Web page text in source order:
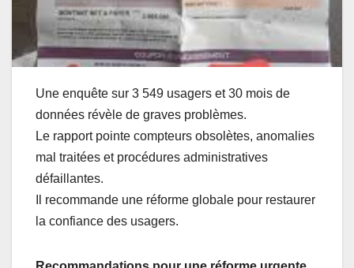
Une enquête sur 3 549 usagers et 30 mois de
données révèle de graves problèmes.
Le rapport pointe compteurs obsolètes, anomalies
mal traitées et procédures administratives
défaillantes.
Il recommande une réforme globale pour restaurer
la confiance des usagers.